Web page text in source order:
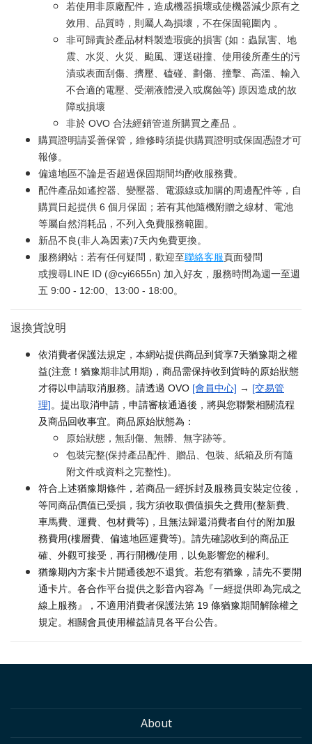
若使用非原廠配件，造成機器損壞或使機器減少原有之
效用、品質時，則屬人為損壞，不在保固範圍內 。
非可歸責於產品材料製造瑕疵的損害 (如：蟲鼠害、地
震、水災、火災、颱風、運送碰撞、使用後所產生的污
漬或表面刮傷、擠壓、磕碰、劃傷、撞擊、高溫、輸入
不合適的電壓、受潮液體浸入或腐蝕等) 原因造成的故
障或損壞
非於 OVO 合法經銷管道所購買之產品 。
購買證明請妥善保管，維修時須提供購買證明或保固憑證才可
報修。
偏遠地區不論是否超過保固期間均酌收服務費。
配件產品如遙控器、變壓器、電源線或加購的周邊配件等，自
購買日起提供 6 個月保固；若有其他隨機附贈之線材、電池
等屬自然消耗品，不列入免費服務範圍。
新品不良(非人為因素)7天內免費更換。
服務網站：若有任何疑問，歡迎至聯絡客服頁面發問
或搜尋LINE ID (@cyi6655n) 加入好友，服務時間為週一至週
五 9:00 - 12:00、13:00 - 18:00。
退換貨說明
依消費者保護法規定，本網站提供商品到貨享7天猶豫期之權
益(注意！猶豫期非試用期)，商品需保持收到貨時的原始狀態
才得以申請取消服務。請透過 OVO [會員中心] → [交易管
理]。提出取消申請，申請審核通過後，將與您聯繫相關流程
及商品回收事宜。商品原始狀態為：
原始狀態，無刮傷、無髒、無字跡等。
包裝完整(保持產品配件、贈品、包裝、紙箱及所有隨
附文件或資料之完整性)。
符合上述猶豫期條件，若商品一經拆封及服務員安裝定位後，
等同商品價值已受損，我方須收取價值損失之費用(整新費、
車馬費、運費、包材費等)，且無法歸還消費者自付的附加服
務費用(樓層費、偏遠地區運費等)。請先確認收到的商品正
確、外觀可接受，再行開機/使用，以免影響您的權利。
猶豫期內方案卡片開通後恕不退貨。若您有猶豫，請先不要開
通卡片。各合作平台提供之影音內容為『一經提供即為完成之
線上服務』，不適用消費者保護法第 19 條猶豫期間解除權之
規定。相關會員使用權益請見各平台公告。
About